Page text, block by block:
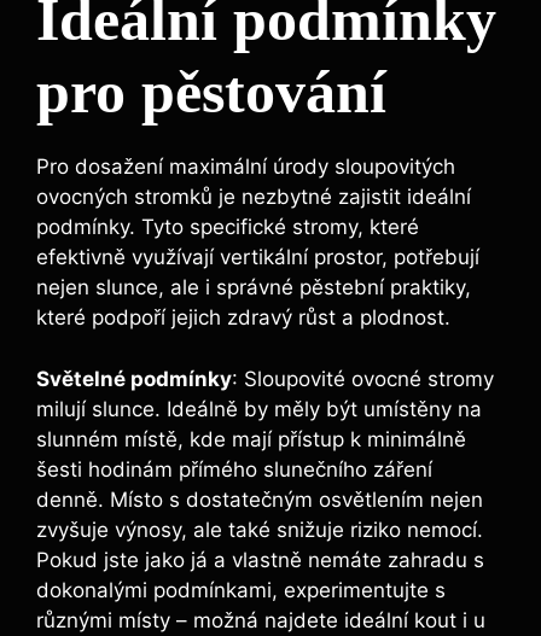
Ideální podmínky
pro pěstování
Pro dosažení maximální úrody sloupovitých
ovocných stromků je nezbytné zajistit ideální
podmínky. Tyto specifické stromy, které
efektivně využívají vertikální prostor, potřebují
nejen slunce, ale i správné pěstební praktiky,
které podpoří jejich zdravý růst a plodnost.
Světelné podmínky: Sloupovité ovocné stromy
milují slunce. Ideálně by měly být umístěny na
slunném místě, kde mají přístup k minimálně
šesti hodinám přímého slunečního záření
denně. Místo s dostatečným osvětlením nejen
zvyšuje výnosy, ale také snižuje riziko nemocí.
Pokud jste jako já a vlastně nemáte zahradu s
dokonalými podmínkami, experimentujte s
různými místy – možná najdete ideální kout i u